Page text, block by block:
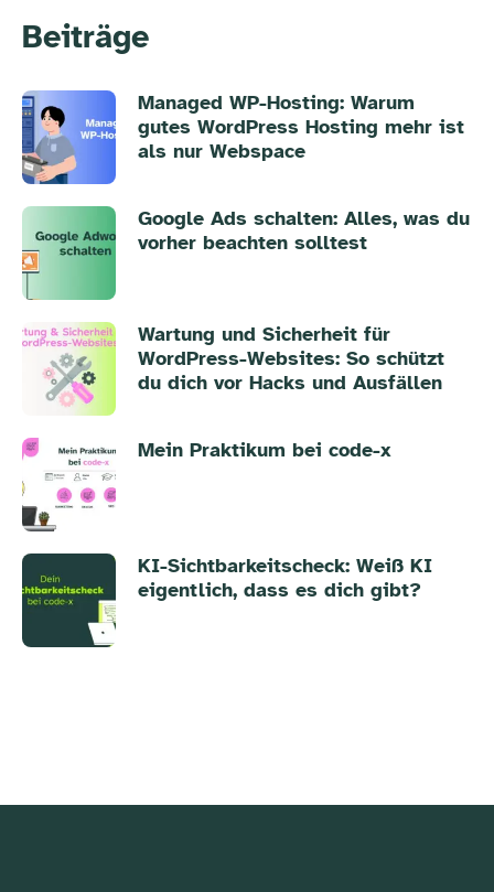
Beiträge
Managed WP-Hosting: Warum
gutes WordPress Hosting mehr ist
als nur Webspace
Google Ads schalten: Alles, was du
vorher beachten solltest
Wartung und Sicherheit für
WordPress-Websites: So schützt
du dich vor Hacks und Ausfällen
Mein Praktikum bei code-x
KI-Sichtbarkeitscheck: Weiß KI
eigentlich, dass es dich gibt?